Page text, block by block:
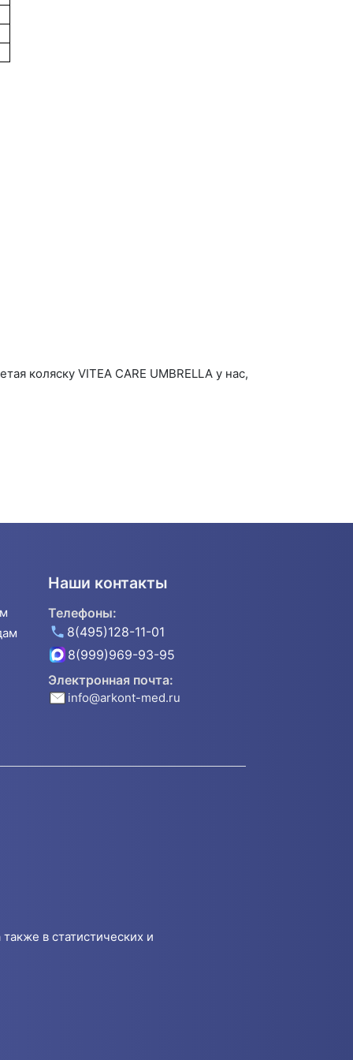
коляску VITEA CARE UMBRELLA у нас,
Наши контакты
Телефоны:
8(495)128-11-01
8(999)969-93-95
Электронная почта:
info@arkont-med.ru
в статистических и